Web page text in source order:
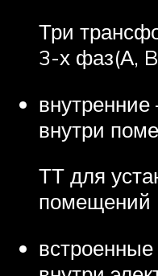
Три
3-х фаз(А,
внутри
ТТ для
помещений